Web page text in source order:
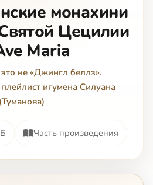
монахини
Цецилии
Maria
не «Джингл беллз».
игумена Силуана
(Туманова)
Часть произведения